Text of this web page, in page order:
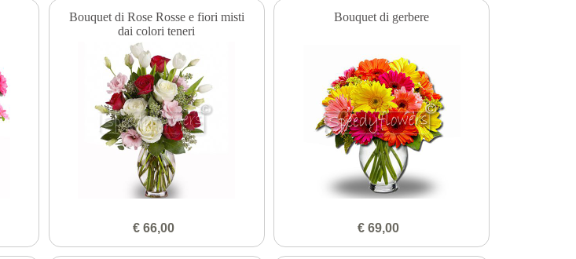
Bouquet di Rose Rosse e fiori misti
dai colori teneri
€ 66,00
Bouquet di gerbere
€ 69,00